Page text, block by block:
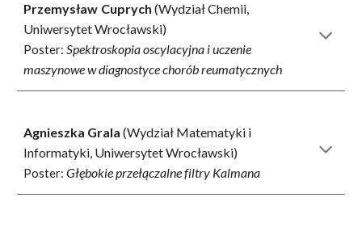
Przemysław Cuprych(Wydział Chemii,
Uniwersytet Wrocławski)
Poster:Spektroskopia oscylacyjna i uczenie
maszynowe w diagnostyce chorób reumatycznych
Agnieszka Grala (Wydział Matematyki i
Informatyki, Uniwersytet Wrocławski)
Poster:Głębokie przełączalne filtry Kalmana